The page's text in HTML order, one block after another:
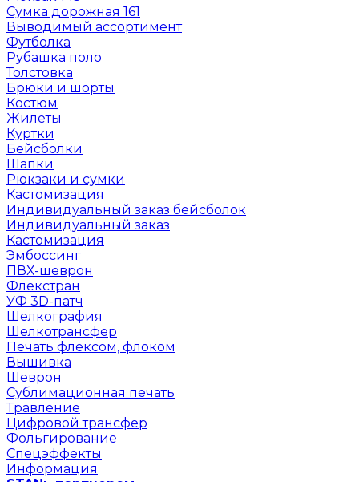
Сумка дорожная 161
Выводимый ассортимент
Футболка
Рубашка поло
Толстовка
Брюки и шорты
Костюм
Жилеты
Куртки
Бейсболки
Шапки
Рюкзаки и сумки
Кастомизация
Индивидуальный заказ бейсболок
Индивидуальный заказ
Кастомизация
Эмбоссинг
ПВХ-шеврон
Флекстран
УФ 3D-патч
Шелкография
Шелкотрансфер
Печать флексом, флоком
Вышивка
Шеврон
Сублимационная печать
Травление
Цифровой трансфер
Фольгирование
Спецэффекты
Информация